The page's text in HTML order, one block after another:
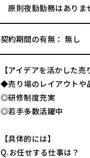
原則夜勤勤務はありま
契約期間の有無： 無し
【アイデアを活かした売
◆売り場のレイアウトや
◎研修制度充実
◎若手多数活躍中
【具体的には】
Q.お任せする仕事は？